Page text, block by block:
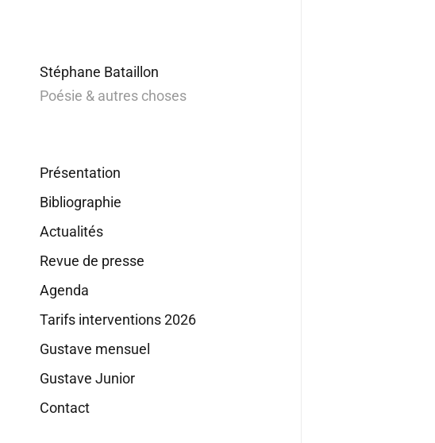
Stéphane Bataillon
Poésie & autres choses
Présentation
Bibliographie
Actualités
Revue de presse
Agenda
Tarifs interventions 2026
Gustave mensuel
Gustave Junior
Contact